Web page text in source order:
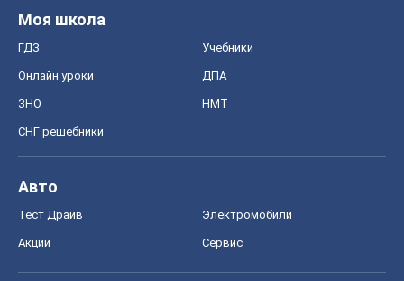
Моя школа
ГДЗ Учебники
Онлайн уроки ДПА
ЗНО НМТ
СНГ решебники
Авто
Тест Драйв Электромобили
Акции Сервис